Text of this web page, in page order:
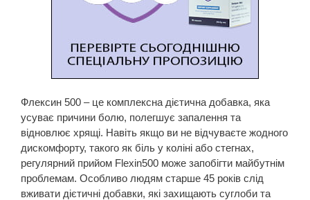
Флексин 500 – це комплексна дієтична добавка, яка
усуває причини болю, полегшує запалення та
відновлює хрящі. Навіть якщо ви не відчуваєте жодного
дискомфорту, такого як біль у коліні або стегнах,
регулярний прийом Flexin500 може запобігти майбутнім
проблемам. Особливо людям старше 45 років слід
вживати дієтичні добавки, які захищають суглоби та